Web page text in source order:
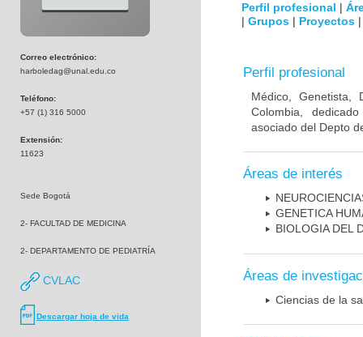
Correo electrónico:
harboledag@unal.edu.co
Teléfono:
+57 (1) 316 5000
Extensión:
11623
Sede Bogotá
2- FACULTAD DE MEDICINA
2- DEPARTAMENTO DE PEDIATRÍA
CVLAC
Descargar hoja de vida
Perfil profesional |
| Grupos | Proyectos
Perfil profesional
Médico, Genetista,
Colombia,
asociado del Depto
Áreas de interés
GENETICA
BIOLOGIA DEL
Áreas de
Ciencias de la